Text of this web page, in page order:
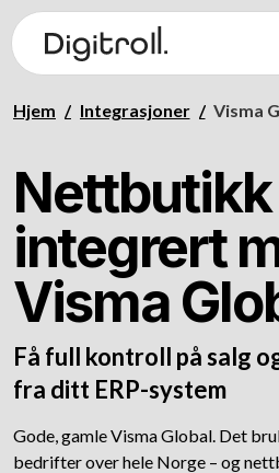
Hjem / Integrasjoner /
Nettbutikk
integrert
Visma
Få full kontroll på salg
fra ditt ERP-system
Gode, gamle Visma Global. Det
bedrifter over hele Norge – og